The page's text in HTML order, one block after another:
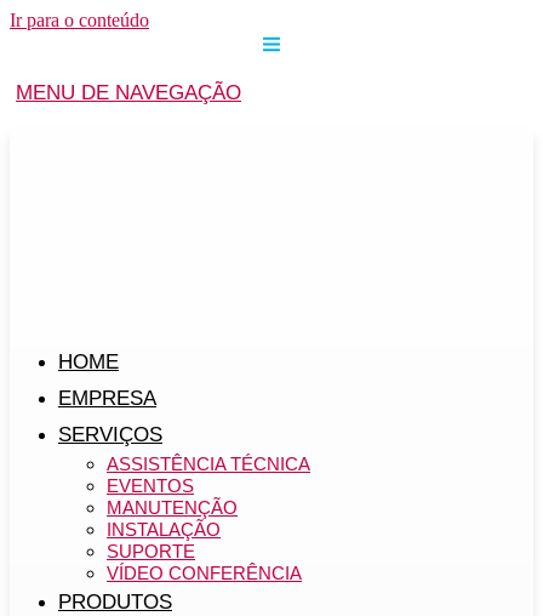
Ir para o conteúdo
MENU DE NAVEGAÇÃO
HOME
EMPRESA
SERVIÇOS
ASSISTÊNCIA TÉCNICA
EVENTOS
MANUTENÇÃO
INSTALAÇÃO
SUPORTE
VÍDEO CONFERÊNCIA
PRODUTOS